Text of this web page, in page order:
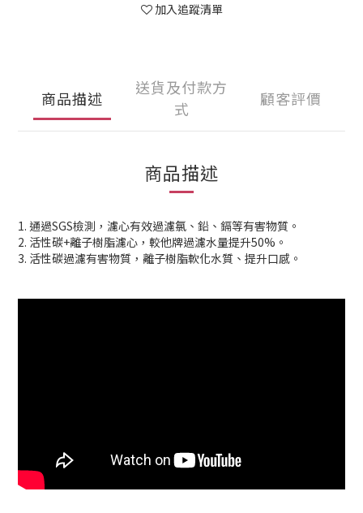
加入追蹤清單
商品描述
送貨及付款方
式
顧客評價
商品描述
1. 通過SGS檢測，濾心有效過濾氯、鉛、鎘等有害物質。
2. 活性碳+離子樹脂濾心，較他牌過濾水量提升50%。
3. 活性碳過濾有害物質，離子樹脂軟化水質、提升口感。